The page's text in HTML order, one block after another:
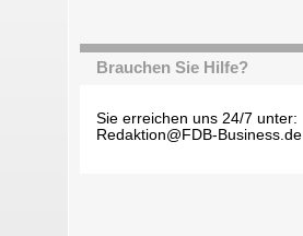
Brauchen Sie Hilfe?
Sie erreichen uns 24/7 unter:
Redaktion@FDB-Business.de